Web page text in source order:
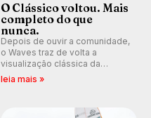
O Clássico voltou. Mais
completo do que
nunca.
Depois de ouvir a comunidade,
o Waves traz de volta a
visualização clássica da
previsão de águas rasas,
ondas para até 16 dias.
leia mais »